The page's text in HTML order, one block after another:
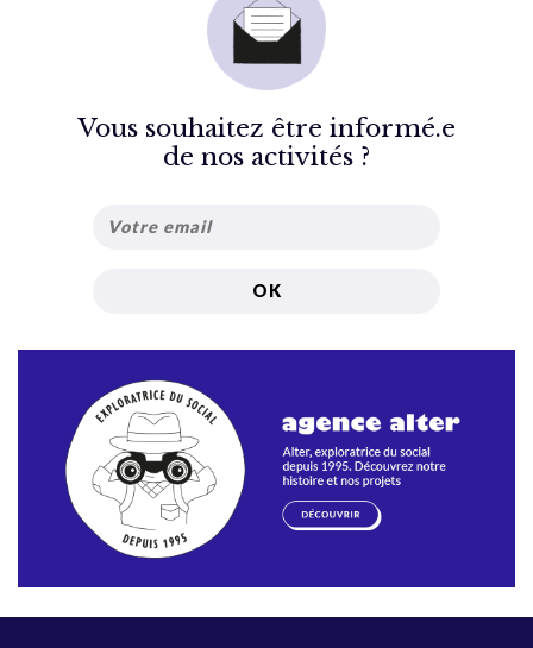
Vous souhaitez être informé.e
de nos activités ?